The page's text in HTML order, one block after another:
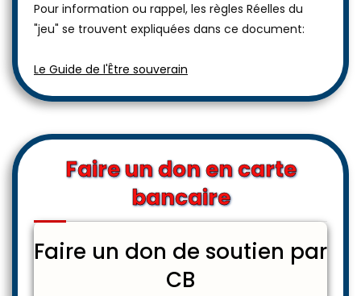
Pour information ou rappel, les règles Réelles du
"jeu" se trouvent expliquées dans ce document:
Le Guide de l'Être souverain
Faire un don en carte
bancaire
Faire un don de soutien par
CB